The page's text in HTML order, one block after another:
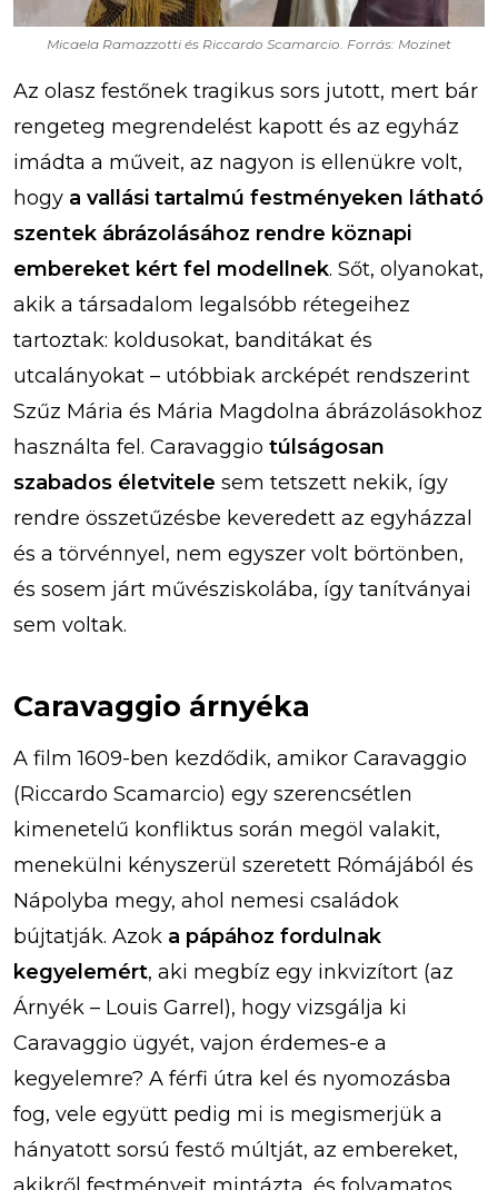
Micaela Ramazzotti és Riccardo Scamarcio. Forrás: Mozinet
Az olasz festőnek tragikus sors jutott, mert bár
rengeteg megrendelést kapott és az egyház
imádta a műveit, az nagyon is ellenükre volt,
hogy a vallási tartalmú festményeken látható
szentek ábrázolásához rendre köznapi
embereket kért fel modellnek. Sőt, olyanokat,
akik a társadalom legalsóbb rétegeihez
tartoztak: koldusokat, banditákat és
utcalányokat – utóbbiak arcképét rendszerint
Szűz Mária és Mária Magdolna ábrázolásokhoz
használta fel. Caravaggio túlságosan
szabados életvitele sem tetszett nekik, így
rendre összetűzésbe keveredett az egyházzal
és a törvénnyel, nem egyszer volt börtönben,
és sosem járt művésziskolába, így tanítványai
sem voltak.
Caravaggio árnyéka
A film 1609-ben kezdődik, amikor Caravaggio
(Riccardo Scamarcio) egy szerencsétlen
kimenetelű konfliktus során megöl valakit,
menekülni kényszerül szeretett Rómájából és
Nápolyba megy, ahol nemesi családok
bújtatják. Azok a pápához fordulnak
kegyelemért, aki megbíz egy inkvizítort (az
Árnyék – Louis Garrel), hogy vizsgálja ki
Caravaggio ügyét, vajon érdemes-e a
kegyelemre? A férfi útra kel és nyomozásba
fog, vele együtt pedig mi is megismerjük a
hányatott sorsú festő múltját, az embereket,